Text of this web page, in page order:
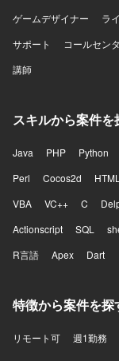
ゲームデザイナー
ラ
サポート
コールセン
講師
スキルから案件を
Java PHP Python
Perl
Cocos2d HTML
VBA
VC++ C
Actionscript
SQL
R言語
Apex Dart
特徴から案件を探
リモート可 週1勤務